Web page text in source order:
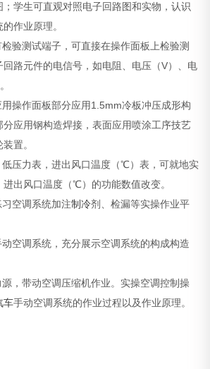
；学生可直观对照电子回路图和实物，认识
作业原理。
验测试端子，可直接在操作面板上检验测
路元件的电信号，如电阻、电压（V）、电
操作面板部分应用1.5mm冷板冲压成形构
应用钢构造焊接，表面应用喷涂工序技艺
置。
压力表，进出风口温度（℃）表，可就地实
出风口温度（℃）的功能数值改变。
空调系统加注制冷剂、检漏等实操作业平
空调系统，充分展示空调系统的构成构造
，带动空调压缩机作业。实操空调控制操
车手动空调系统的作业过程以及作业原理。